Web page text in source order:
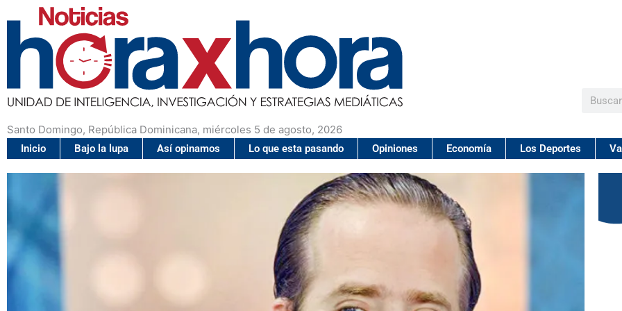
Santo Domingo, República Dominicana, miércoles 5 de agosto, 2026
Buscar
Inicio Bajo la lupa Así opinamos Lo que esta pasando Opiniones Economía Los Deportes